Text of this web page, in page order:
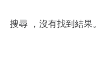
搜尋 ，沒有找到結果。